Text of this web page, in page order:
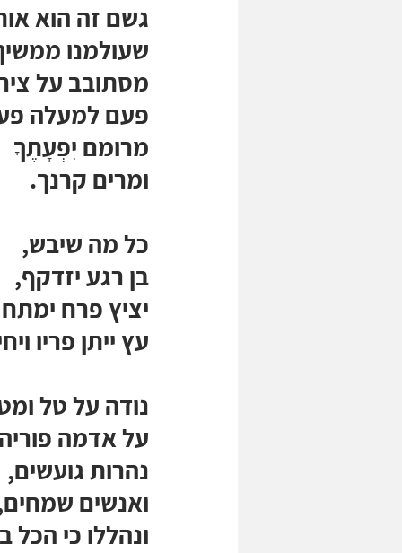
גשם זה הוא
שעולמנו
מסתובב על
פעם למעלה
מרומם יִפְעָתֶךָ
ומרים קרנך.
כל מה שיבש,
בן רגע יזדקף,
יציץ פרח
עץ ייתן פריו
נודה על טל
על אדמה
נהרות גועשים,
ואנשים
ונהללו כי הכל